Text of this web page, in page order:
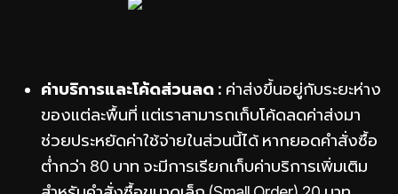
ค่าบริการและโค้ดส่วนลด : ค่าส่งขึ้นอยู่กับระยะห่าง
ของแต่ละพื้นที่ แต่เราสามารถเก็บโค้ดลดค่าส่งมา
ช่วยประหยัดค่าใช้จ่ายในส่วนนี้ได้ หากยอดคำสั่งซื้อ
ต่ำกว่า 80 บาท จะมีการเรียกเก็บค่าบริการเพิ่มเติม